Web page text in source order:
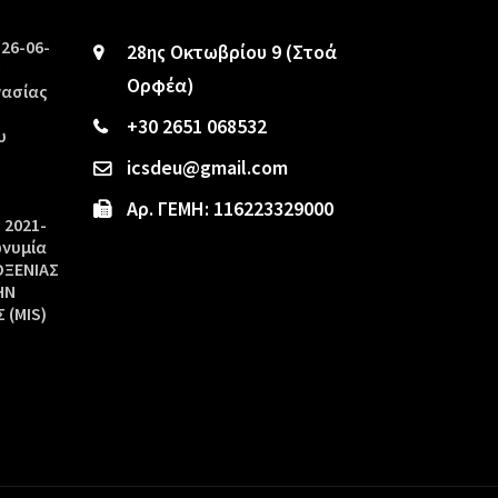
06-
28ης Οκτωβρίου 9 (Στοά
Ορφέα)
+30 2651 068532
icsdeu@gmail.com
Αρ. ΓΕΜΗ: 116223329000